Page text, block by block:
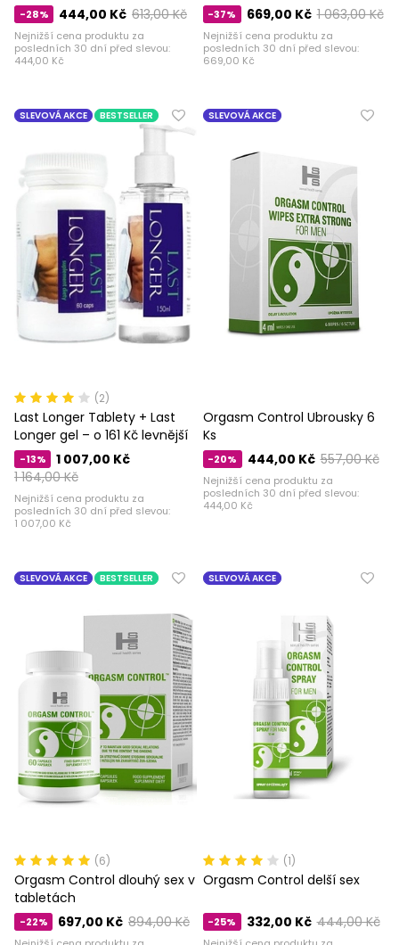
-28% 613,00 Kč
444,00 Kč
Nejnižší cena produktu za
posledních 30 dní před slevou:
444,00 Kč
-37% 1 063,00 Kč
669,00 Kč
Nejnižší cena produktu za
posledních 30 dní před slevou:
669,00 Kč
SLEVOVÁ AKCE BESTSELLER
(2)
Last Longer Tablety + Last
Longer gel – o 161 Kč levnější
-13%
1 164,00 Kč
1 007,00 Kč
Nejnižší cena produktu za
posledních 30 dní před slevou:
1 007,00 Kč
SLEVOVÁ AKCE
Orgasm Control Ubrousky 6
Ks
-20% 557,00 Kč
444,00 Kč
Nejnižší cena produktu za
posledních 30 dní před slevou:
444,00 Kč
SLEVOVÁ AKCE BESTSELLER
(6)
Orgasm Control dlouhý sex v
tabletách
-22% 894,00 Kč
697,00 Kč
SLEVOVÁ AKCE
(1)
Orgasm Control delší sex
-25% 444,00 Kč
332,00 Kč